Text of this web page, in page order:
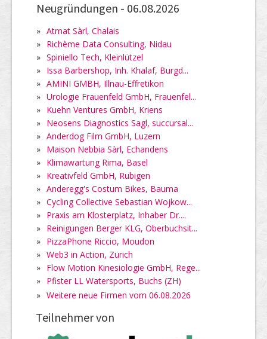
Neugründungen - 06.08.2026
» Atmat Sàrl, Chalais
» Richème Data Consulting, Nidau
» Spiniello Tech, Kleinlützel
» Issa Barbershop, Inh. Khalaf, Burgd...
» AMINI GMBH, Illnau-Effretikon
» Urologie Frauenfeld GmbH, Frauenfel...
» Kuehn Ventures GmbH, Kriens
» Neosens Diagnostics Sagl, succursal...
» Anderdog Film GmbH, Luzern
» Maison Nebbia Sàrl, Echandens
» Klimawartung Rima, Basel
» Kreativfeld GmbH, Rubigen
» Anderegg's Costum Bikes, Bauma
» Cycling Collective Sebastian Wojkow...
» Praxis am Klosterplatz, Inhaber Dr....
» Reinigungen Berger KLG, Oberbuchsit...
» PizzaPhone Riccio, Moudon
» Web3 in Action, Zürich
» Flow Motion Kinesiologie GmbH, Rege...
» Pfister LL Watersports, Buchs (ZH)
» Weitere neue Firmen vom 06.08.2026
Teilnehmer von